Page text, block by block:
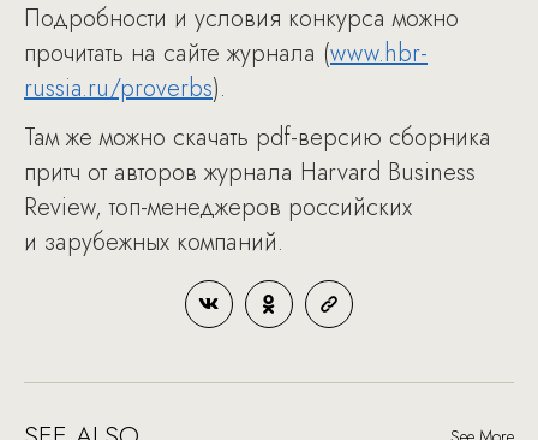
Подробности и условия конкурса можно
прочитать на сайте журнала (www.hbr-
russia.ru/proverbs).
Там же можно скачать pdf-версию сборника
притч от авторов журнала Harvard Business
Review, топ-менеджеров российских
и зарубежных компаний.